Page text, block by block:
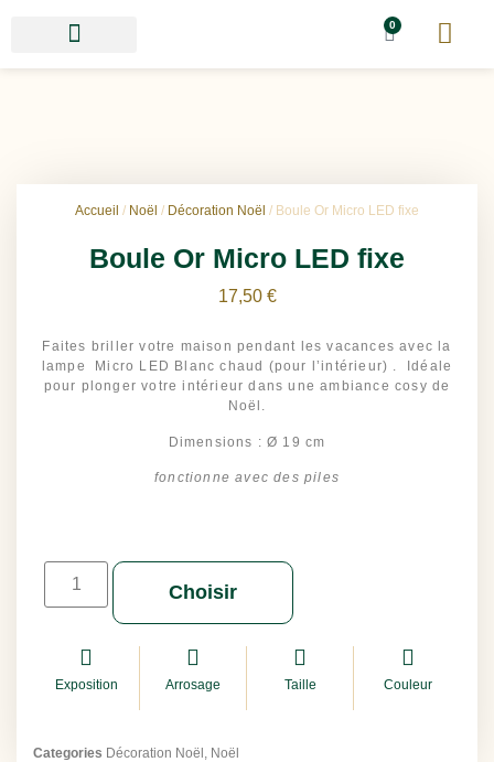
0
Accueil / Noël / Décoration Noël / Boule Or Micro LED fixe
Boule Or Micro LED fixe
17,50 €
Faites briller votre maison pendant les vacances avec la
lampe Micro LED Blanc chaud (pour l’intérieur) . Idéale
pour plonger votre intérieur dans une ambiance cosy de
Noël.
Dimensions : Ø 19 cm
fonctionne avec des piles
Choisir
Exposition Arrosage Taille Couleur
Categories Décoration Noël , Noël